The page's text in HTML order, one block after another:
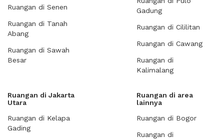
Ruangan di Senen
Ruangan di Tanah
Abang
Ruangan di Sawah
Besar
Gadung
Ruangan di Cililitan
Ruangan di Cawang
Ruangan di
Kalimalang
Ruangan di Jakarta
Utara
Ruangan di Kelapa
Gading
Ruangan di area
lainnya
Ruangan di Bogor
Ruangan di